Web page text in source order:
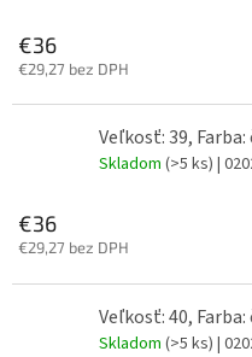
€36
€29,27 bez DPH
Veľkosť: 39,
Skladom (>5 ks) |
€36
€29,27 bez DPH
Veľkosť: 40,
Skladom (>5 ks) |